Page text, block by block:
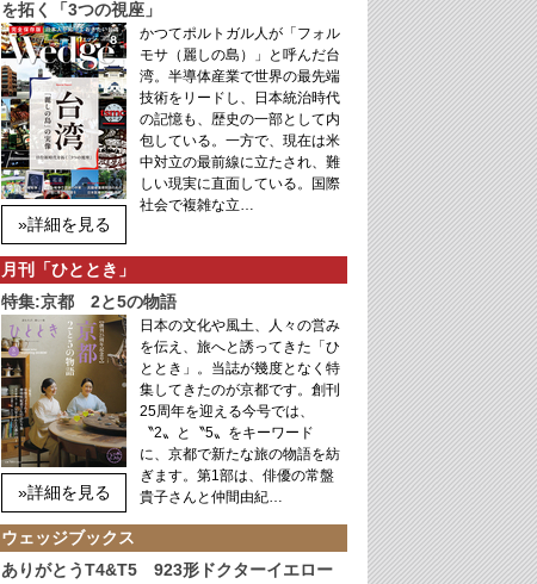
を拓く「3つの視座」
»詳細を見る
かつてポルトガル人が「フォル
モサ（麗しの島）」と呼んだ台
湾。半導体産業で世界の最先端
技術をリードし、日本統治時代
の記憶も、歴史の一部として内
包している。一方で、現在は米
中対立の最前線に立たされ、難
しい現実に直面している。国際
社会で複雑な立…
月刊「ひととき」
特集:京都 2と5の物語
»詳細を見る
日本の文化や風土、人々の営み
を伝え、旅へと誘ってきた「ひ
ととき」。当誌が幾度となく特
集してきたのが京都です。創刊
25周年を迎える今号では、
〝2〟と〝5〟をキーワード
に、京都で新たな旅の物語を紡
ぎます。第1部は、俳優の常盤
貴子さんと仲間由紀…
ウェッジブックス
ありがとうT4&T5 923形ドクターイエロー